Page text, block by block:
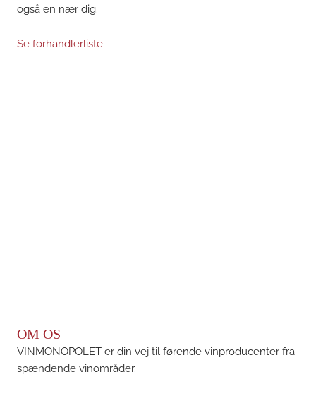
også en nær dig.
Se forhandlerliste
OM OS
VINMONOPOLET er din vej til førende vinproducenter fra
spændende vinområder.